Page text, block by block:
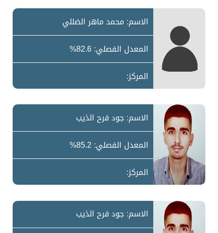
الاسم: محمد ماهر الضللي
المعدل الفصلي: 82.6%
المركز:
الاسم: جود فرح الذيب
المعدل الفصلي: 85.2%
المركز:
الاسم: جود فرح الذيب